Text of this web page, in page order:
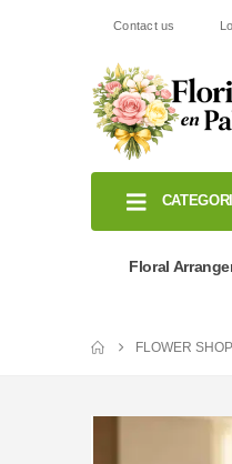
Contact us
Floral
FLOWER SHOP